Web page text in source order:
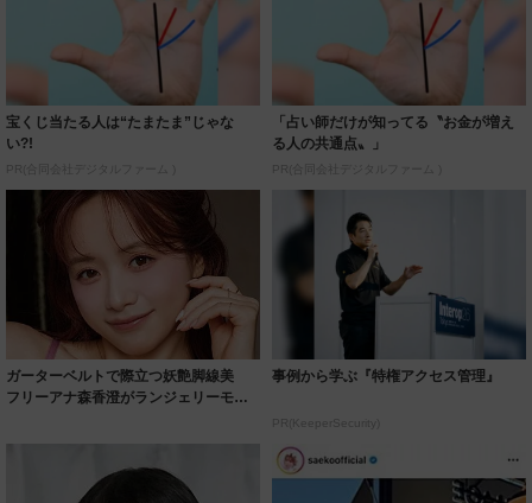
宝くじ当たる人は“たまたま”じゃな
い?!
PR(合同会社デジタルファーム )
「占い師だけが知ってる〝お金が増え
る人の共通点〟」
PR(合同会社デジタルファーム )
ガーターベルトで際立つ妖艶脚線美
フリーアナ森香澄がランジェリーモデ
事例から学ぶ『特権アクセス管理』
PR(KeeperSecurity)